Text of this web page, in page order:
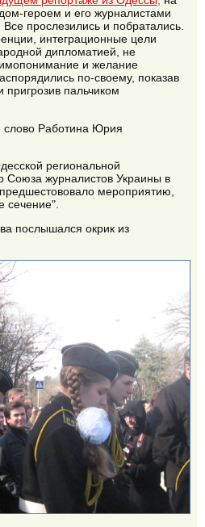
героем и его журналистами
прослезились и побратались.
интеграционные цели
дипломатией, не
и желание
по-своему, показав
пальчиком
слово Работина Юрия
региональной
Союза журналистов Украины в
мероприятию,
сечение".
послышался окрик из